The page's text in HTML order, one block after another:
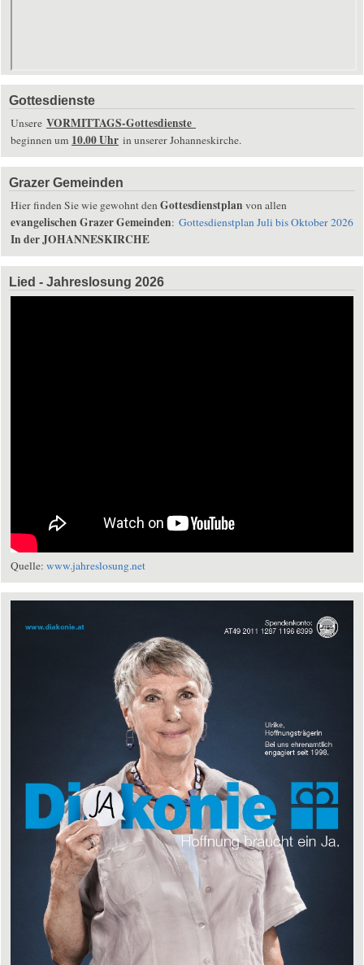
Gottesdienste
Unsere VORMITTAGS-Gottesdienste
beginnen um 10.00 Uhr in unserer Johanneskirche.
Grazer Gemeinden
Hier finden Sie wie gewohnt den Gottesdienstplan von allen
evangelischen Grazer Gemeinden: Gottesdienstplan Juli bis Oktober 2026
In der JOHANNESKIRCHE
Lied - Jahreslosung 2026
Quelle: www.jahreslosung.net